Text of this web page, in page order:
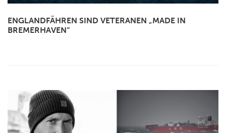
ENGLANDFÄHREN SIND VETERANEN „MADE IN
BREMERHAVEN“